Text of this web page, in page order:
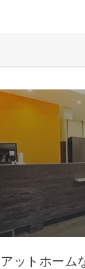
ットホーム